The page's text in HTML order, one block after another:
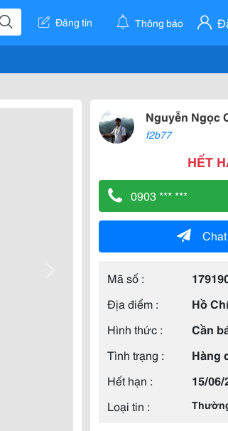
Đăng tin Thông báo
Nguyễn Ngọc
f2b77
HẾT
0903 *** ***
Mã số :
Địa điểm :
Hồ
Hình thức :
Cần
Tình trạng :
Hàng
Hết hạn :
15/06/
Loại tin :